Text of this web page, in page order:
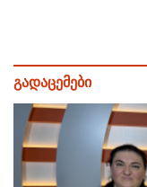
გადაცემები